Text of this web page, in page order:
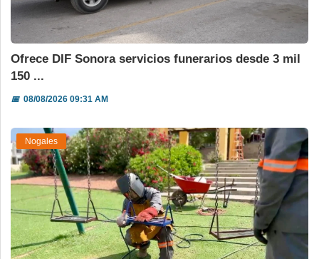
Ofrece DIF Sonora servicios funerarios desde 3 mil
150 ...
📅08/08/2026 09:31 AM
Nogales